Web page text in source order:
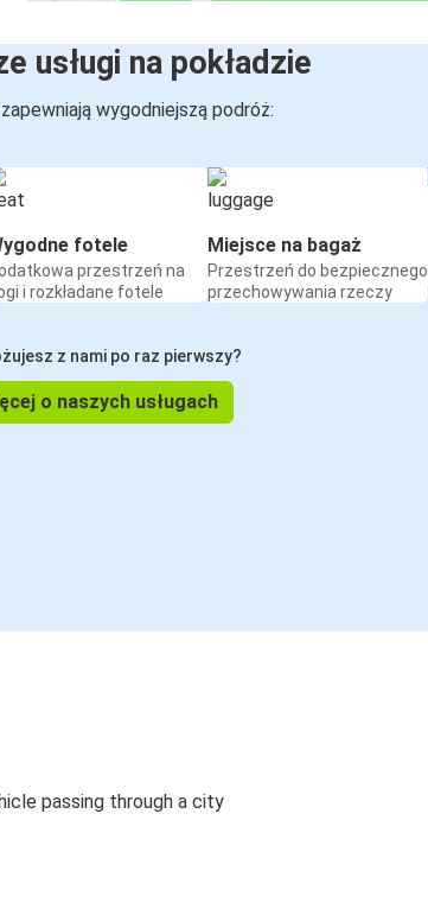
usługi na pokładzie
zapewniają wygodniejszą podróż:
fotele
przestrzeń na
i rozkładane fotele
Miejsce na bagaż
Przestrzeń do bezpiecznego
przechowywania rzeczy
z nami po raz pierwszy?
o naszych usługach